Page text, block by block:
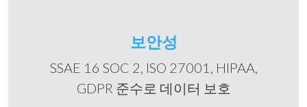
보안성
SSAE 16 SOC 2, ISO 27001, HIPAA,
GDPR 준수로 데이터 보호